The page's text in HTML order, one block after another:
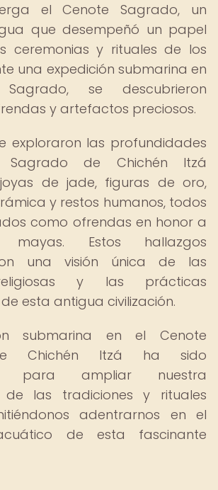
el Cenote Sagrado, un
que desempeñó un papel
ceremonias y rituales de los
una expedición submarina en
se descubrieron
y artefactos preciosos.
exploraron las profundidades
Sagrado de Chichén Itzá
de jade, figuras de oro,
y restos humanos, todos
como ofrendas en honor a
Estos hallazgos
una visión única de las
y las prácticas
esta antigua civilización.
submarina en el Cenote
Chichén Itzá ha sido
para ampliar nuestra
de las tradiciones y rituales
adentrarnos en el
de esta fascinante